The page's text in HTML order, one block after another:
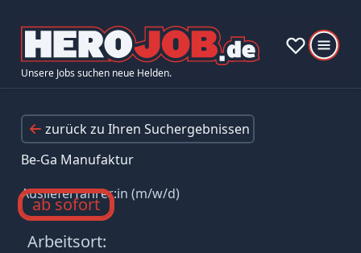
Unsere Jobs suchen neue Helden.
zurück zu Ihren Suchergebnissen
Be-Ga Manufaktur
Auslieferfahrer:in (m/w/d)
ab sofort
Arbeitsort: